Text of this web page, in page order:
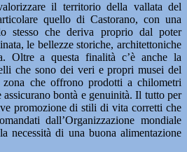
il territorio della vallata del
quello di Castorano, con una
stesso che deriva proprio dal poter
le bellezze storiche, architettoniche
Oltre a questa finalità c’è anche la
che sono dei veri e propri musei del
zona che offrono prodotti a chilometri
bontà e genuinità. Il tutto per
promozione di stili di vita corretti che
dall’Organizzazione mondiale
necessità di una buona alimentazione